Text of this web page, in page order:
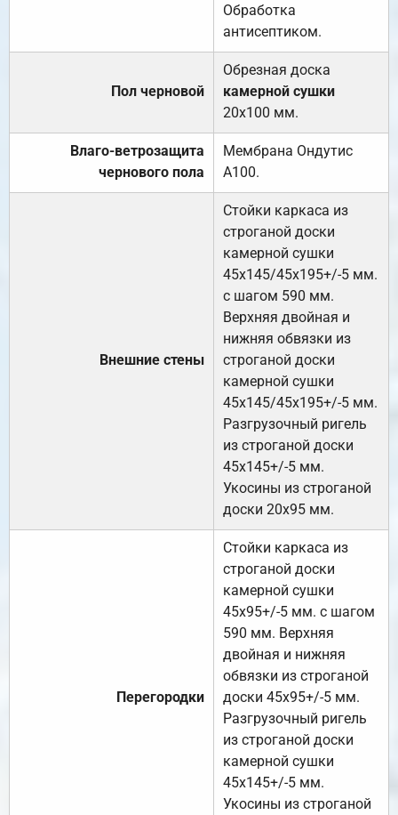
Обработка
антисептиком.
Пол черновой
Обрезная доска
камерной сушки
20х100 мм.
Влаго-ветрозащита
чернового пола
Мембрана Ондутис
А100.
Внешние стены
Стойки каркаса из
строганой доски
камерной сушки
45х145/45х195+/-5 мм.
с шагом 590 мм.
Верхняя двойная и
нижняя обвязки из
строганой доски
камерной сушки
45х145/45х195+/-5 мм.
Разгрузочный ригель
из строганой доски
45х145+/-5 мм.
Укосины из строганой
доски 20х95 мм.
Перегородки
Стойки каркаса из
строганой доски
камерной сушки
45х95+/-5 мм. с шагом
590 мм. Верхняя
двойная и нижняя
обвязки из строганой
доски 45х95+/-5 мм.
Разгрузочный ригель
из строганой доски
камерной сушки
45х145+/-5 мм.
Укосины из строганой